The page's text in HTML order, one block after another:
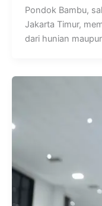
Pondok Bambu,
Jakarta Timur,
dari hunian